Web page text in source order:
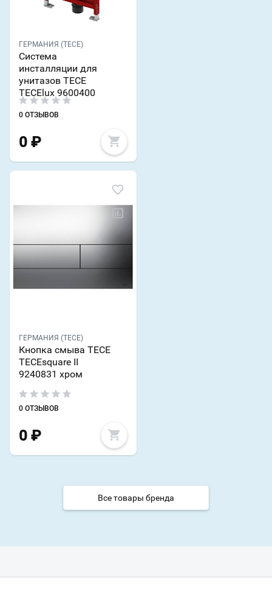
ГЕРМАНИЯ (TECE)
Система
инсталляции для
унитазов TECE
TECElux 9600400
0 ОТЗЫВОВ
0 ₽
ГЕРМАНИЯ (TECE)
Кнопка смыва TECE
TECEsquare II
9240831 хром
0 ОТЗЫВОВ
0 ₽
Все товары бренда